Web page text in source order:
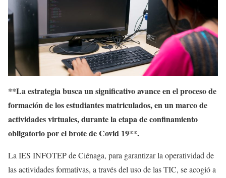
**La estrategia busca un significativo avance en el proceso de
formación de los estudiantes matriculados, en un marco de
actividades virtuales, durante la etapa de confinamiento
obligatorio por el brote de Covid 19**.
La IES INFOTEP de Ciénaga, para garantizar la operatividad de
las actividades formativas, a través del uso de las TIC, se acogió a